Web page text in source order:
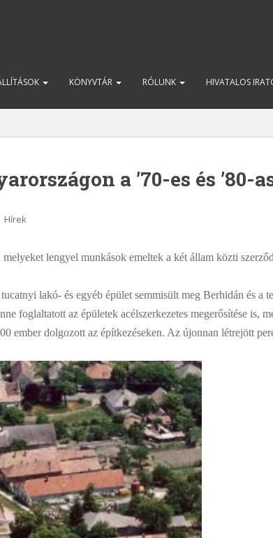
KÖNYVTÁR RÓLUNK HIVATALOS
a ’70-es és ’80-
Hírek
lengyel munkások emeltek a két állam közti
lakó- és egyéb épület semmisült meg Berhidán és a
foglaltatott az épületek acélszerkezetes megerősítése is,
ember dolgozott az építkezéseken. Az újonnan létrejött